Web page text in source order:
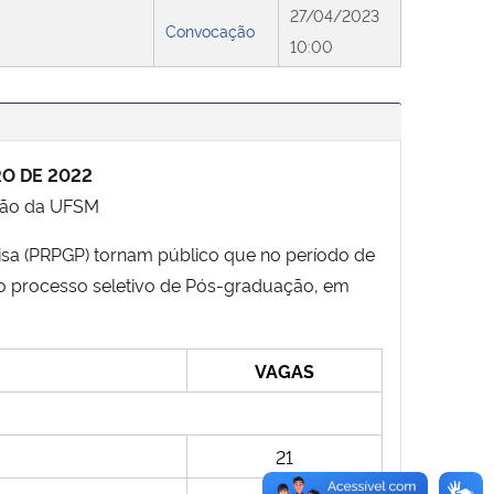
Convocação
27/04/2023
10:00
DE 2022
da UFSM
(PRPGP) tornam público que no período de
processo seletivo de Pós-graduação, em
VAGAS
21